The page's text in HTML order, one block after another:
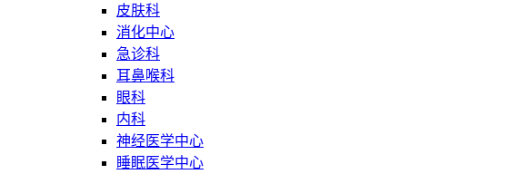
皮肤科
消化中心
急诊科
耳鼻喉科
眼科
内科
神经医学中心
睡眠医学中心